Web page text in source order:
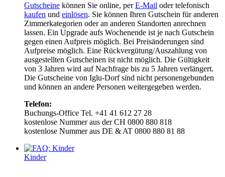
Gutscheine können Sie online, perE-Mail oder telefonisch
kaufen und einlösen. Sie können Ihren Gutschein für anderen
Zimmerkategorien oder an anderen Standorten anrechnen
lassen. Ein Upgrade aufs Wochenende ist je nach Gutschein
gegen einen Aufpreis möglich. Bei Preisänderungen sind
Aufpreise möglich. Eine Rückvergütung/Auszahlung von
ausgestellten Gutscheinen ist nicht möglich. Die Gültigkeit
von 3 Jahren wird auf Nachfrage bis zu 5 Jahren verlängert.
Die Gutscheine von Iglu-Dorf sind nicht personengebunden
und können an andere Personen weitergegeben werden.
Telefon:
Buchungs-Office Tel. +41 41 612 27 28
kostenlose Nummer aus der CH 0800 880 818
kostenlose Nummer aus DE & AT 0800 880 81 88
Kinder